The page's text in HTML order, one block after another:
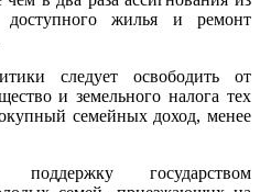
доступного жилья и ремонт
следует освободить от
и земельного налога тех
семейных доход, менее
поддержку государством